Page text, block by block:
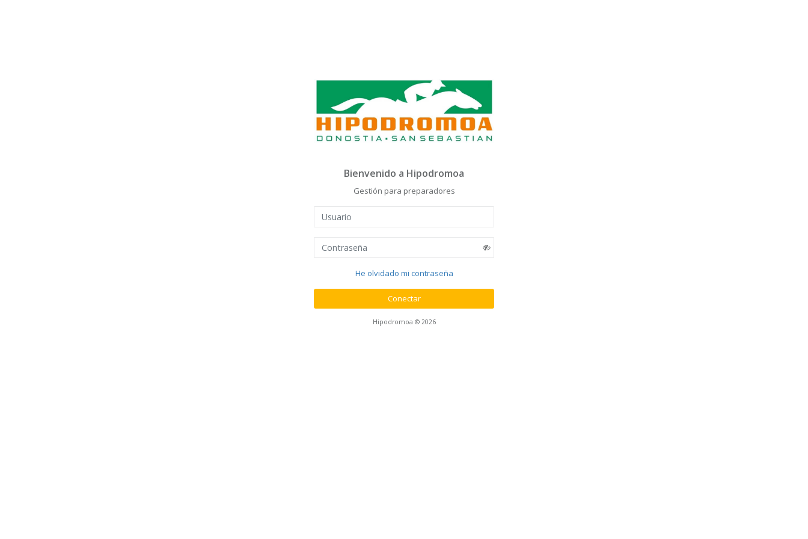
Bienvenido a Hipodromoa
Gestión para preparadores
He olvidado mi contraseña
Conectar
Hipodromoa © 2026